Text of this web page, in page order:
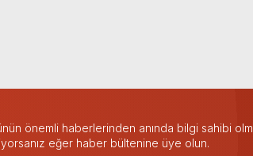
önemli haberlerinden anında bilgi sahibi
eğer haber bültenine üye olun.